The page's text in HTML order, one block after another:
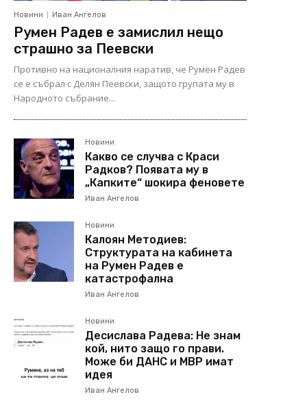
Новини Иван Ангелов
Румен Радев е замислил нещо
страшно за Пеевски
Противно на националния наратив, че Румен Радев
се е събрал с Делян Пеевски, защото групата му в
Народното събрание...
Новини
Какво се случва с Краси
Радков? Появата му в
„Капките“ шокира феновете
Иван Ангелов
Новини
Калоян Методиев:
Структурата на кабинета
на Румен Радев е
катастрофална
Иван Ангелов
Новини
Десислава Радева: Не знам
кой, нито защо го прави.
Може би ДАНС и МВР имат
идея
Иван Ангелов